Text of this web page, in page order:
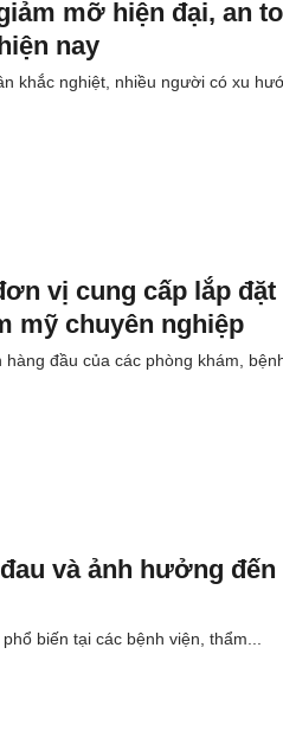
mỡ hiện đại, an
nay
khắc nghiệt, nhiều người có xu
vị cung cấp lắp đặt
mỹ chuyên nghiệp
đầu của các phòng khám,
và ảnh hưởng
biến tại các bệnh viện, thẩm...